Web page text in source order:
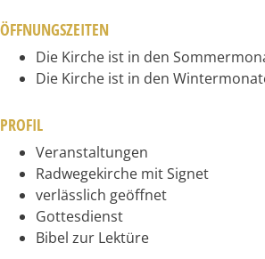
ÖFFNUNGSZEITEN
Die Kirche ist in den
Die Kirche ist in den
PROFIL
Veranstaltungen
Radwegekirche mit Signet
verlässlich geöffnet
Gottesdienst
Bibel zur Lektüre